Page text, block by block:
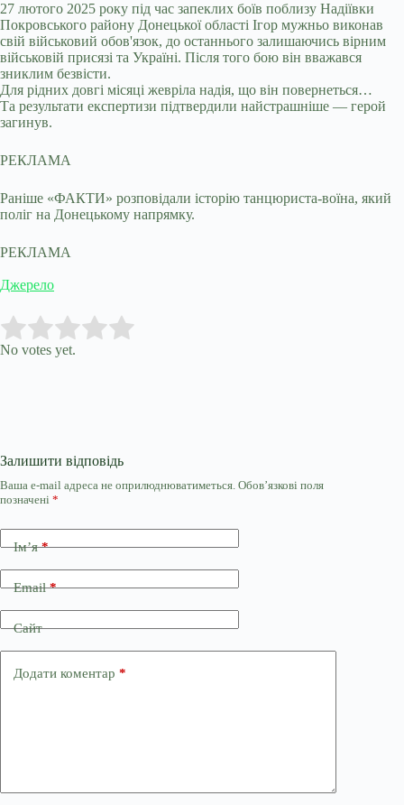
27 лютого 2025 року під час запеклих боїв поблизу Надіївки
Покровського району Донецької області Ігор мужньо виконав
свій військовий обов'язок, до останнього залишаючись вірним
військовій присязі та Україні. Після того бою він вважався
зниклим безвісти.
Для рідних довгі місяці жевріла надія, що він повернеться…
Та результати експертизи підтвердили найстрашніше — герой
загинув.
РЕКЛАМА
Раніше «ФАКТИ» розповідали історію танцюриста-воїна, який
поліг на Донецькому напрямку.
РЕКЛАМА
Джерело
Rate this item:
No votes yet.
Залишити відповідь
Ваша e-mail адреса не оприлюднюватиметься. Обов’язкові поля
позначені *
Ім’я*
Email*
Сайт
Додати коментар *